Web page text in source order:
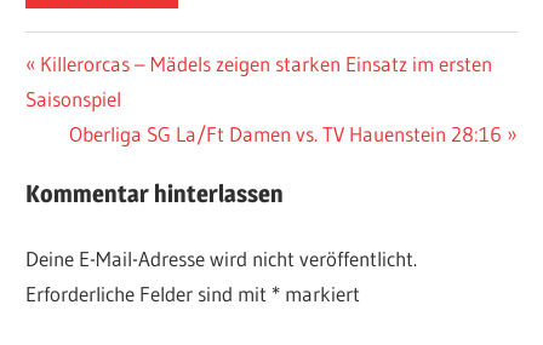
Beitragsnavigation
Vorheriger
Beitrag:
Killerorcas – Mädels zeigen starken Einsatz im ersten
Saisonspiel
Nächster
Oberliga SG La/Ft Damen vs. TV Hauenstein 28:16
Kommentar hinterlassen
Deine E-Mail-Adresse wird nicht veröffentlicht.
Erforderliche Felder sind mit * markiert